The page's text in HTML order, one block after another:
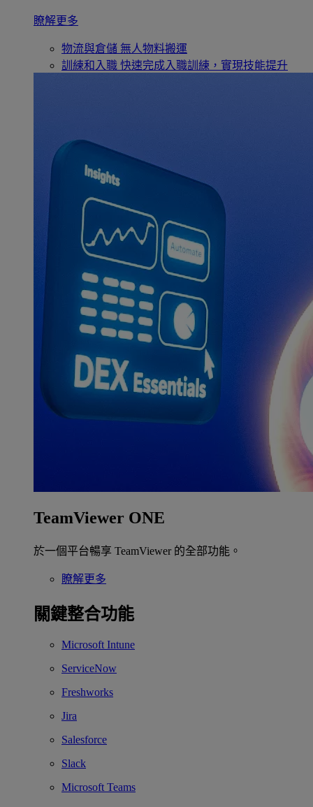
瞭解更多
物流與倉儲 無人物料搬運
訓練和入職 快速完成入職訓練，實現技能提升
TeamViewer ONE
於一個平台暢享 TeamViewer 的全部功能。
瞭解更多
關鍵整合功能
Microsoft Intune
ServiceNow
Freshworks
Jira
Salesforce
Slack
Microsoft Teams